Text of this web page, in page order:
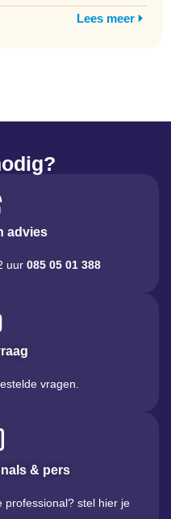
Lees meer
advies
uur 085 05 01 388
vragen.
& pers
professional? stel hier je